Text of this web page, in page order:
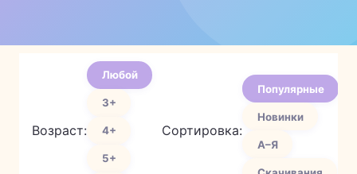
Возраст:
Любой
3+
4+
5+
Сортировка:
Популярные
Новинки
А–Я